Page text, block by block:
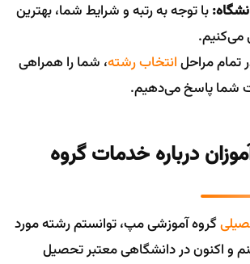
با توجه به رتبه و شرایط شما، بهترین
می‌کنیم.
تمام مراحلانتخاب رشته، شما را همراهی
شما پاسخ می‌دهیم.
درباره خدمات گروه
گروه آموزشی مپ، توانستم رشته مورد
و اکنون در دانشگاهی معتبر تحصیل